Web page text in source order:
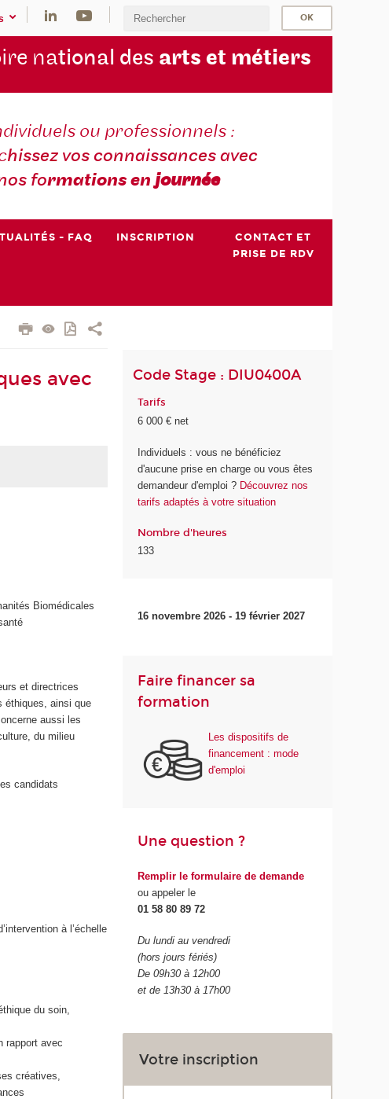
national des arts et métiers
ou professionnels :
hissez vos connaissances avec
formations enjournée
- FAQ INSCRIPTION
CONTACT ET
PRISE DE RDV
avec
Biomédicales
et directrices
éthiques, ainsi que
aussi les
du milieu
candidats
à l’échelle
du soin,
rapport avec
créatives,
Code Stage : DIU0400A
Tarifs
6 000 € net
Individuels : vous ne bénéficiez
d'aucune prise en charge ou vous êtes
demandeur d'emploi ? Découvrez nos
tarifs adaptés à votre situation
Nombre d'heures
133
16 novembre 2026 - 19 février 2027
Faire financer sa
formation
Les dispositifs de
financement : mode
d'emploi
Une question ?
Remplir le formulaire de demande
ou appeler le
01 58 80 89 72
Du lundi au vendredi
(hors jours fériés)
De 09h30 à 12h00
et de 13h30 à 17h00
Votre inscription